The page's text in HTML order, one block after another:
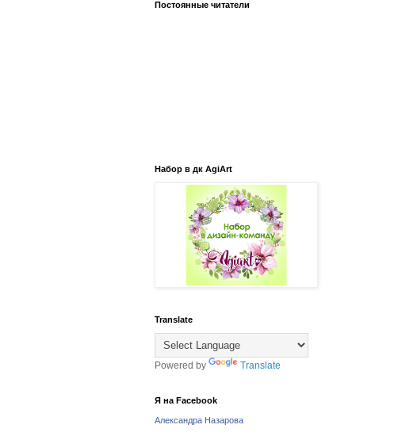
Постоянные читатели
Набор в дк AgiArt
Translate
Powered by Translate
Я на Facebook
Александра Назарова